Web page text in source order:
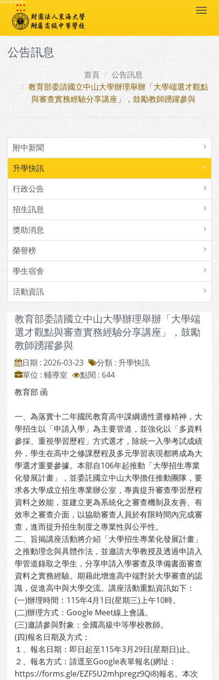
跳到主要內容區塊
:::
公告訊息
首頁
公告訊息
教育部委請國立中山大學辦理舉辦「大學端選才觀點
與審查實務經驗分享講座」，鼓勵教師踴躍參與
附中新聞
升學快訊
行政公告
招生訊息
獎助消息
榮譽榜
學生宿舍
活動資訊
教育部委請國立中山大學辦理舉辦「大學端
選才觀點與審查實務經驗分享講座」，鼓勵
教師踴躍參與
日期 : 2026-03-23
分類 : 升學快訊
單位 : 輔導室
點閱 : 644
教育部 函
一、為落實十二年國民教育高中課綱適性選修精神，大
學招生以「申請入學」為主要管道，並強化以「多資料
參採、重視學習歷程」方式選才，除統一入學考試成績
外，學生在高中之修課歷程及多元學習表現都將成為大
學選才重要參據。本部自106年起推動「大學招生專業
化發展計畫」，並委託國立中山大學擔任推動團隊，要
求各大學成立招生專業辦公室，專責提升審查學習歷程
資料之效能，並建立更為系統化之審查機制及友善、有
效率之審查介面，以協助審查人員於有限時間內完成審
查，進而提升招生制度之專業性與公平性。
二、旨揭講座活動將介紹「大學招生專業化發展計畫」
之推動理念與具體作法，並邀請大學教授及透過申請入
學管道錄取之學生，分享申請入學審查及準備書面審查
資料之實務經驗。期藉此增進高中端對於大學審查的認
識，促進高中與大學交流。講座活動重點資訊如下：
(一)辦理時間：115年4月1日(星期三)上午10時。
(二)辦理方式：Google Meet線上會議。
(三)邀請參與對象：全國高級中等學校教師。
(四)報名日期及方式：
１、報名日期：即日起至115年3月29日(星期日)止。
２、報名方式：請逕至Google表單報名(網址：
https://forms.gle/EZFSU2mhpregz9Qi8)報名。本次